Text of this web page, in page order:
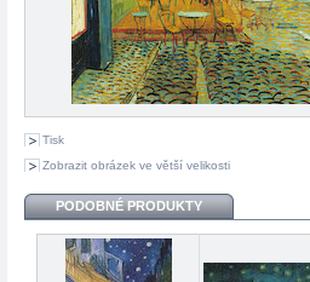
Tisk
Zobrazit obrázek ve větší velikosti
PODOBNÉ PRODUKTY